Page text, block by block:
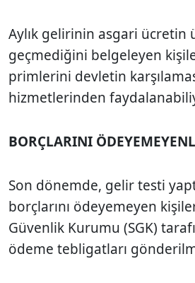
Aylık gelirinin asgari ücretin
geçmediğini belgeleyen
primlerini devletin
hizmetlerinden
BORÇLARINI
Son dönemde, gelir testi
borçlarını ödeyemeyen
Güvenlik Kurumu (SGK)
ödeme tebligatları